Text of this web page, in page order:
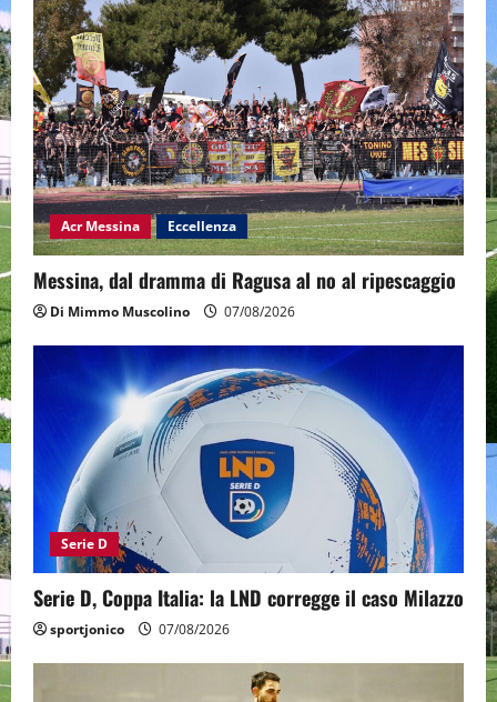
Acr Messina Eccellenza
Messina, dal dramma di Ragusa al no al ripescaggio
Di Mimmo Muscolino 07/08/2026
Serie D
Serie D, Coppa Italia: la LND corregge il caso Milazzo
sportjonico 07/08/2026